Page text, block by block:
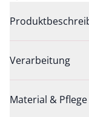
Verarbeitung
Material & Pflege